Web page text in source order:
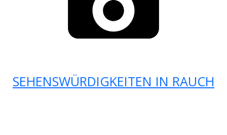
SEHENSWÜRDIGKEITEN IN RAUCH